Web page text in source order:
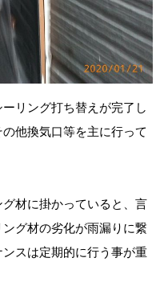
リング打ち替えが完了し
他換気口等を主に行って
材に掛かっていると、言
グ材の劣化が雨漏りに繋
スは定期的に行う事が重